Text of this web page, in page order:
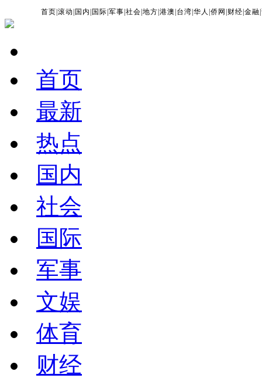
首页 |滚动 国内 国际 |军事 |社会 |地方 |港澳 台湾 |华人 |侨网 财经 |金融 |
首页
最新
热点
国内
社会
国际
军事
文娱
体育
财经